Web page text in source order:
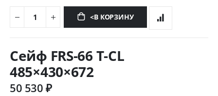
<В КОРЗИНУ
началу
изображений
Сейф FRS-66 T-CL
485×430×672
50 530 ₽